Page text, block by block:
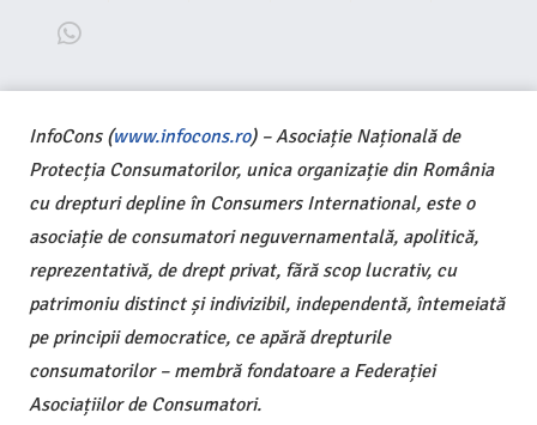
InfoCons (www.infocons.ro) – Asociație Națională de
Protecția Consumatorilor, unica organizație din România
cu drepturi depline în Consumers International, este o
asociație de consumatori neguvernamentală, apolitică,
reprezentativă, de drept privat, fără scop lucrativ, cu
patrimoniu distinct și indivizibil, independentă, întemeiată
pe principii democratice, ce apără drepturile
consumatorilor – membră fondatoare a Federației
Asociațiilor de Consumatori.